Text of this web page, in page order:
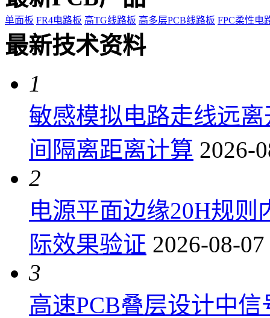
单面板 FR4电路板 高TG线路板 高多层PCB线路板 FPC柔性电
最新技术资料
1
敏感模拟电路走线远
间隔离距离计算 2026-
2
电源平面边缘20H规
际效果验证 2026-08-
3
高速PCB叠层设计中